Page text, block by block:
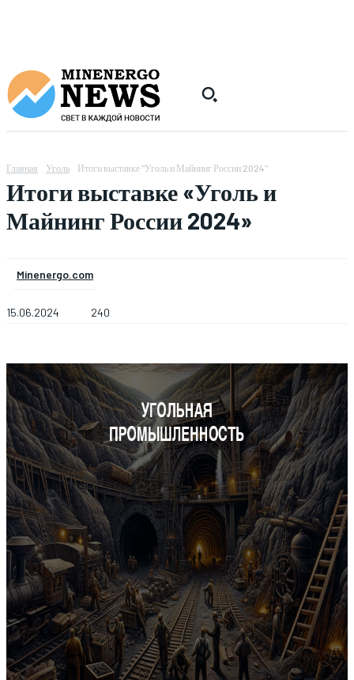
Главная Уголь Итоги выставке "Уголь и Майнинг России 2024"
Итоги выставке «Уголь и
Майнинг России 2024»
Minenergo.com
15.06.2024 240